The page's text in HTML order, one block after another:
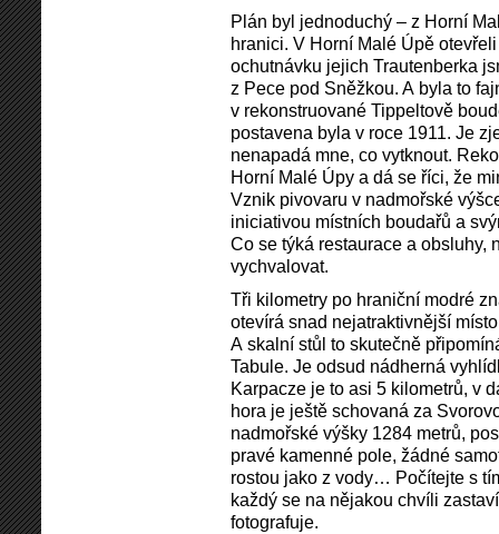
Plán byl jednoduchý – z Horní
hranici. V Horní Malé Úpě
ochutnávku jejich Trautenberka
z Pece pod Sněžkou. A byla to
v rekonstruované Tippeltově
postavena byla v roce 1911. Je
nenapadá mne, co vytknout.
Horní Malé Úpy a dá se říci, že
Vznik pivovaru v nadmořské
iniciativou místních boudařů a
Co se týká restaurace a obsluhy,
vychvalovat.
Tři kilometry po hraniční modré
otevírá snad nejatraktivnější
A skalní stůl to skutečně
Tabule. Je odsud nádherná
Karpacze je to asi 5 kilometrů, v
hora je ještě schovaná za
nadmořské výšky 1284 metrů,
pravé kamenné pole, žádné
rostou jako z vody… Počítejte s
každý se na nějakou chvíli
fotografuje.